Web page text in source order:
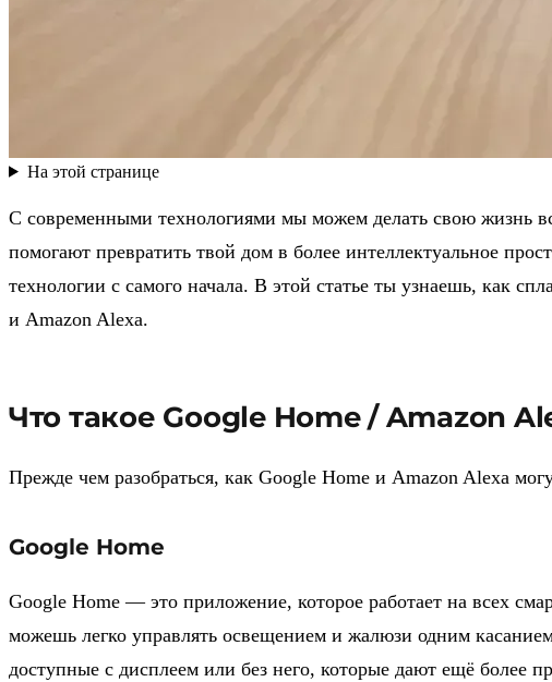
На этой странице
С современными технологиями мы можем делать свою жизнь
помогают превратить твой дом в более интеллектуальное
технологии с самого начала. В этой статье ты узнаешь, как
и Amazon Alexa.
Что такое Google Home / Amazon
Прежде чем разобраться, как Google Home и Amazon Alexa
Google Home
Google Home — это приложение, которое работает на всех
можешь легко управлять освещением и жалюзи одним
доступные с дисплеем или без него, которые дают ещё более